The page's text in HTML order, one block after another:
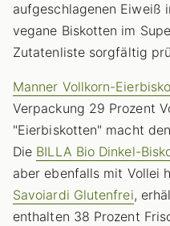
aufgeschlagenen Eiweiß
vegane Biskotten im
Zutatenliste sorgfältig
Manner Vollkorn-
Verpackung 29 Prozent
"Eierbiskotten" macht
Die BILLA Bio Dinkel-
aber ebenfalls mit Vollei
Savoiardi Glutenfrei,
enthalten 38 Prozent